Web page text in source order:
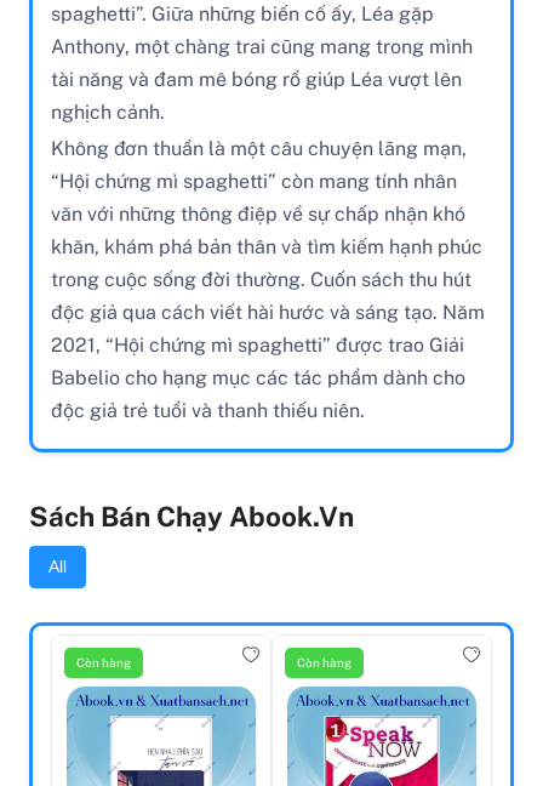
spaghetti”. Giữa những biến cố ấy, Léa gặp
Anthony, một chàng trai cũng mang trong mình
tài năng và đam mê bóng rổ giúp Léa vượt lên
nghịch cảnh.
Không đơn thuần là một câu chuyện lãng mạn,
“Hội chứng mì spaghetti” còn mang tính nhân
văn với những thông điệp về sự chấp nhận khó
khăn, khám phá bản thân và tìm kiếm hạnh phúc
trong cuộc sống đời thường. Cuốn sách thu hút
độc giả qua cách viết hài hước và sáng tạo. Năm
2021, “Hội chứng mì spaghetti” được trao Giải
Babelio cho hạng mục các tác phẩm dành cho
độc giả trẻ tuổi và thanh thiếu niên.
Sách Bán Chạy Abook.vn
All
Còn hàng Còn hàng